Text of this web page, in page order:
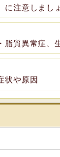
に注意しまし
脂質異常症、
状や原因